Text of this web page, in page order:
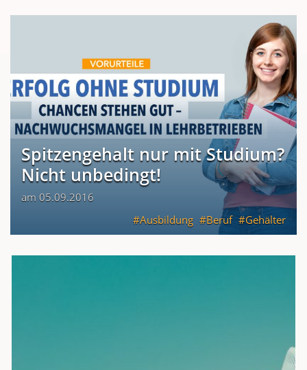
Spitzengehalt nur mit Studium?
Nicht unbedingt!
am 05.09.2016
Ausbildung
Beruf Gehälter